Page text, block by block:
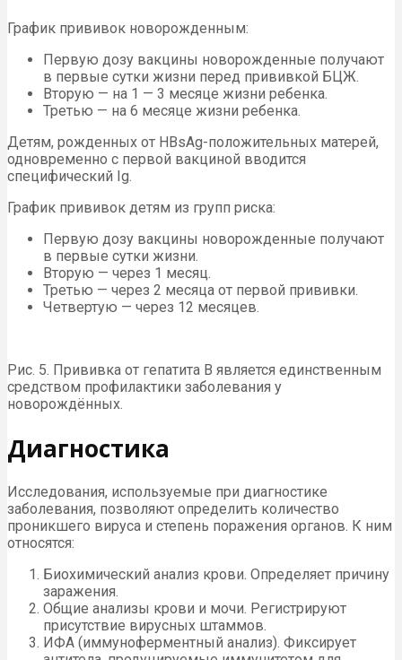
График прививок новорожденным:
Первую дозу вакцины новорожденные получают
в первые сутки жизни перед прививкой БЦЖ.
Вторую — на 1 — 3 месяце жизни ребенка.
Третью — на 6 месяце жизни ребенка.
Детям, рожденных от HBsAg-положительных матерей,
одновременно с первой вакциной вводится
специфический Ig.
График прививок детям из групп риска:
Первую дозу вакцины новорожденные получают
в первые сутки жизни.
Вторую — через 1 месяц.
Третью — через 2 месяца от первой прививки.
Четвертую — через 12 месяцев.
Рис. 5. Прививка от гепатита В является единственным
средством профилактики заболевания у
новорождённых.
Диагностика
Исследования, используемые при диагностике
заболевания, позволяют определить количество
проникшего вируса и степень поражения органов. К ним
относятся:
Биохимический анализ крови. Определяет причину
заражения.
Общие анализы крови и мочи. Регистрируют
присутствие вирусных штаммов.
ИФА (иммуноферментный анализ). Фиксирует